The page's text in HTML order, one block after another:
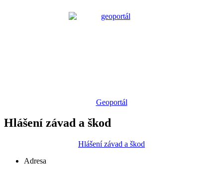
Geoportál
Hlášení závad a škod
Hlášení závad a škod
Adresa